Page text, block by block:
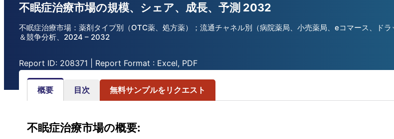
不眠症治療市場の規模、シェア、成長、予測 2032
不眠症治療市場：薬剤タイプ別（OTC薬、処方薬）；流通チャネル別（病院薬局、小売薬局、eコマース、ド
＆競争分析、2024 – 2032
Report ID: 208371 | Report Format : Excel, PDF
概要 目次 無料サンプルをリクエスト
不眠症治療市場の概要: